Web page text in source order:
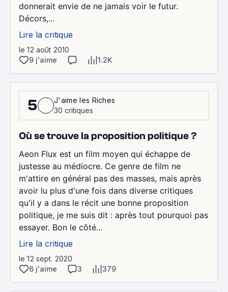
donnerait envie de ne jamais voir le futur.
Décors,...
Lire la critique
le 12 août 2010
9 j'aime
1.2K
5
J'aime les Riches
30 critiques
Où se trouve la proposition politique ?
Aeon Flux est un film moyen qui échappe de
justesse au médiocre. Ce genre de film ne
m'attire en général pas des masses, mais après
avoir lu plus d'une fois dans diverse critiques
qu'il y a dans le récit une bonne proposition
politique, je me suis dit : après tout pourquoi pas
essayer. Bon le côté...
Lire la critique
le 12 sept. 2020
6 j'aime
3 379